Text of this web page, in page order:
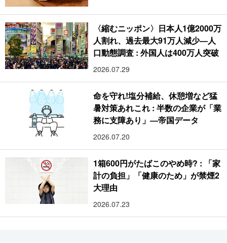
〈縮むニッポン〉日本人1億2000万
人割れ、過去最大91万人減少―人
口動態調査 : 外国人は400万人突破
2026.07.29
命を守れ!塩分補給、休憩増など猛
暑対策あれこれ : 半数の企業が「業
務に支障あり」―帝国データ
2026.07.20
1箱600円がたばこのやめ時? : 「家
計の負担」「健康のため」が禁煙2
大理由
2026.07.23